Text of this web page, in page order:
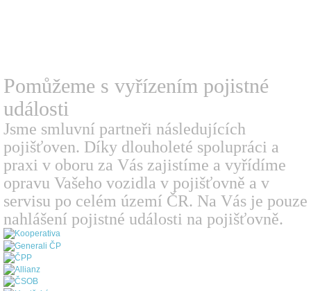
Pomůžeme s vyřízením pojistné
události
Jsme smluvní partneři následujících
pojišťoven. Díky dlouholeté spolupráci a
praxi v oboru za Vás zajistíme a vyřídíme
opravu Vašeho vozidla v pojišťovně a v
servisu po celém území ČR. Na Vás je pouze
nahlášení pojistné události na pojišťovně.